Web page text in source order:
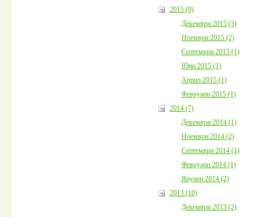
2015 (9)
Декември 2015 (3)
Ноември 2015 (2)
Септември 2015 (1)
Юни 2015 (1)
Април 2015 (1)
Февруари 2015 (1)
2014 (7)
Декември 2014 (1)
Ноември 2014 (2)
Септември 2014 (1)
Февруари 2014 (1)
Януари 2014 (2)
2013 (10)
Декември 2013 (2)